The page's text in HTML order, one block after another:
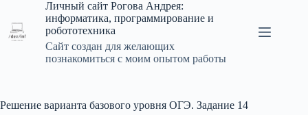
сути
Личный сайт Рогова Андрея:
информатика, программирование и
робототехника
Сайт создан для желающих
познакомиться с моим опытом работы
Решение варианта базового уровня ОГЭ. Задание 14